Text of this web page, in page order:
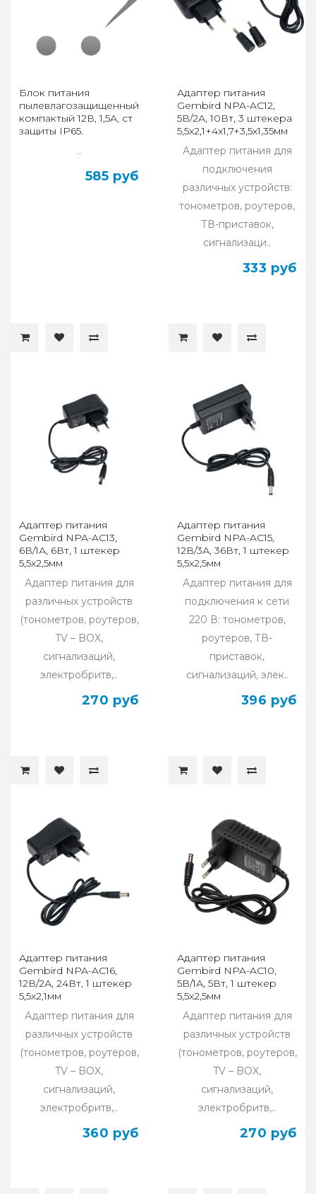
Блок питания
пылевлагозащищенный
компактый 12В, 1,5А, ст
защиты IP65.
..
585 руб
Адаптер питания
Gembird NPA-AC12,
5В/2А, 10Вт, 3 штекера
5,5х2,1+4x1,7+3,5x1,35мм
Адаптер питания для
подключения
различных устройств:
тонометров, роутеров,
ТВ-приставок,
сигнализаци..
333 руб
Адаптер питания
Gembird NPA-AC13,
6В/1А, 6Вт, 1 штекер
5,5х2,5мм
Адаптер питания для
различных устройств
(тонометров, роутеров,
TV – BOX,
сигнализаций,
электробритв,..
270 руб
Адаптер питания
Gembird NPA-AC15,
12В/3А, 36Вт, 1 штекер
5,5х2,5мм
Адаптер питания для
подключения к сети
220 В: тонометров,
роутеров, ТВ-
приставок,
сигнализаций, элек..
396 руб
Адаптер питания
Gembird NPA-AC16,
12В/2А, 24Вт, 1 штекер
5,5х2,1мм
Адаптер питания для
различных устройств
(тонометров, роутеров,
TV – BOX,
сигнализаций,
электробритв,..
360 руб
Адаптер питания
Gembird NPA-AC10,
5В/1А, 5Вт, 1 штекер
5,5х2,5мм
Адаптер питания для
различных устройств
(тонометров, роутеров,
TV – BOX,
сигнализаций,
электробритв,..
270 руб